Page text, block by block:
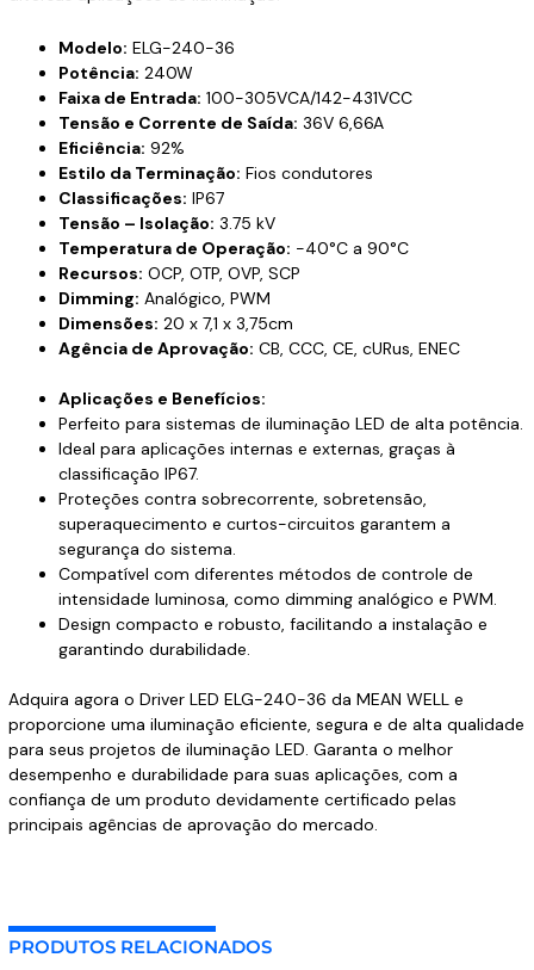
Modelo: ELG-240-36
Potência: 240W
Faixa de Entrada: 100-305VCA/142-431VCC
Tensão e Corrente de Saída: 36V 6,66A
Eficiência: 92%
Estilo da Terminação: Fios condutores
Classificações: IP67
Tensão – Isolação: 3.75 kV
Temperatura de Operação: -40°C a 90°C
Recursos: OCP, OTP, OVP, SCP
Dimming: Analógico, PWM
Dimensões: 20 x 7,1 x 3,75cm
Agência de Aprovação: CB, CCC, CE, cURus, ENEC
Aplicações e Benefícios:
Perfeito para sistemas de iluminação LED de alta potência.
Ideal para aplicações internas e externas, graças à
classificação IP67.
Proteções contra sobrecorrente, sobretensão,
superaquecimento e curtos-circuitos garantem a
segurança do sistema.
Compatível com diferentes métodos de controle de
intensidade luminosa, como dimming analógico e PWM.
Design compacto e robusto, facilitando a instalação e
garantindo durabilidade.
Adquira agora o Driver LED ELG-240-36 da MEAN WELL e
proporcione uma iluminação eficiente, segura e de alta qualidade
para seus projetos de iluminação LED. Garanta o melhor
desempenho e durabilidade para suas aplicações, com a
confiança de um produto devidamente certificado pelas
principais agências de aprovação do mercado.
PRODUTOS RELACIONADOS